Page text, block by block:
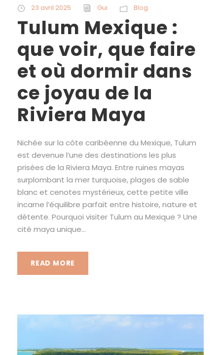
23 avril 2025 Gui Blog
Tulum Mexique :
que voir, que faire
et où dormir dans
ce joyau de la
Riviera Maya
Nichée sur la côte caribéenne du Mexique, Tulum
est devenue l’une des destinations les plus
prisées de la Riviera Maya. Entre ruines mayas
surplombant la mer turquoise, plages de sable
blanc et cenotes mystérieux, cette petite ville
incarne l’équilibre parfait entre histoire, nature et
détente. Pourquoi visiter Tulum au Mexique ? Une
cité maya unique...
READ MORE